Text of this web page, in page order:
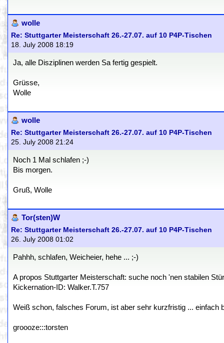
wolle
Re: Stuttgarter Meisterschaft 26.-27.07. auf 10 P4P-Tischen
18. July 2008 18:19
Ja, alle Disziplinen werden Sa fertig gespielt.
Grüsse,
Wolle
wolle
Re: Stuttgarter Meisterschaft 26.-27.07. auf 10 P4P-Tischen
25. July 2008 21:24
Noch 1 Mal schlafen ;-)
Bis morgen.
Gruß, Wolle
Tor(sten)W
Re: Stuttgarter Meisterschaft 26.-27.07. auf 10 P4P-Tischen
26. July 2008 01:02
Pahhh, schlafen, Weicheier, hehe ... ;-)
A propos Stuttgarter Meisterschaft: suche noch 'nen stabilen
Kickernation-ID: Walker.T.757
Weiß schon, falsches Forum, ist aber sehr kurzfristig ... einfach
groooze:::torsten